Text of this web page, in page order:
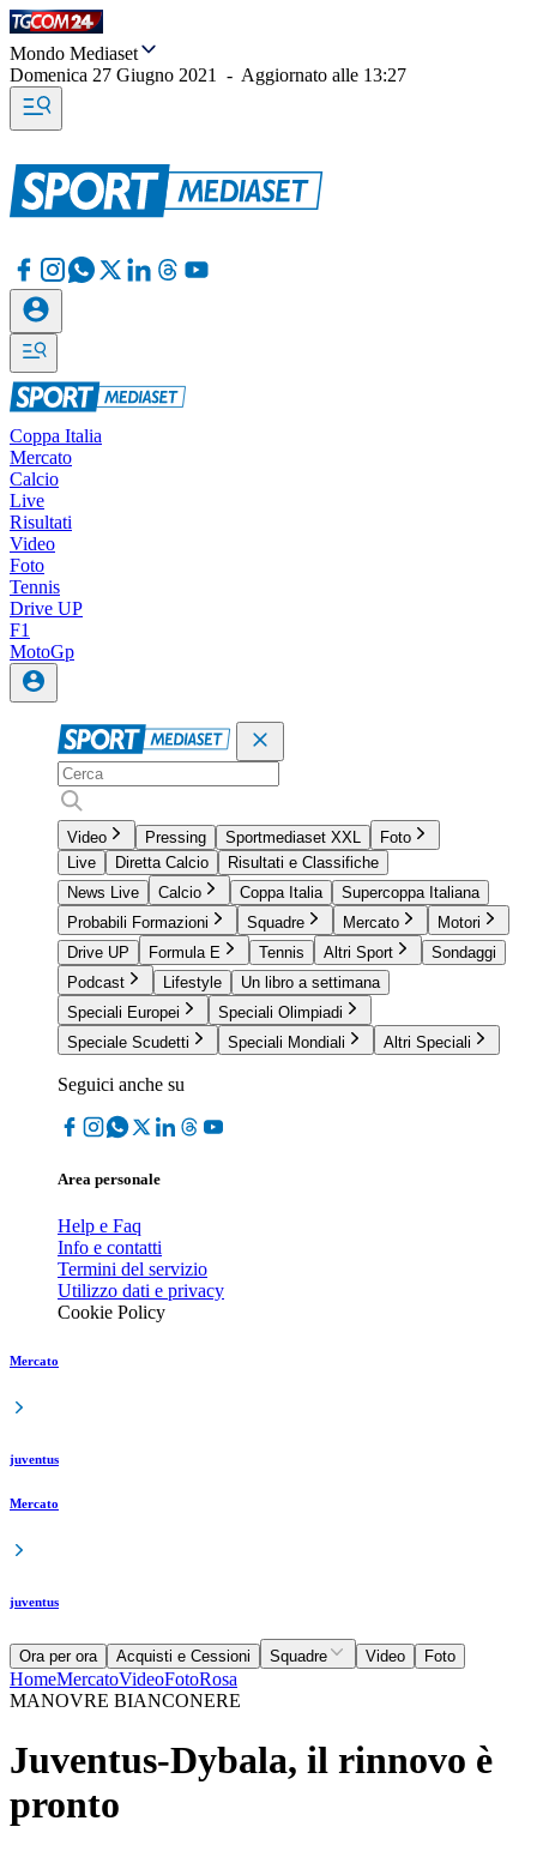
Mondo Mediaset
Domenica 27 Giugno 2021
- Aggiornato alle 13:27
Coppa Italia
Mercato
Calcio
Live
Risultati
Video
Foto
Tennis
Drive UP
F1
MotoGp
Video Pressing Sportmediaset XXL
Foto
Live
Diretta Calcio
Risultati e Classifiche
News Live
Calcio Coppa Italia
Supercoppa Italiana
Probabili Formazioni
Squadre Mercato
Motori
Drive UP
Formula E Tennis Altri Sport
Sondaggi
Podcast
Lifestyle
Un libro a settimana
Speciali Europei
Speciali Olimpiadi
Speciale Scudetti
Speciali Mondiali Altri Speciali
Seguici anche su
Area personale
Help e Faq
Info e contatti
Termini del servizio
Utilizzo dati e privacy
Cookie Policy
Mercato
juventus
Mercato
juventus
Ora per ora Acquisti e Cessioni Squadre Video Foto
HomeMercatoVideoFotoRosa
MANOVRE BIANCONERE
Juventus-Dybala, il rinnovo è
pronto